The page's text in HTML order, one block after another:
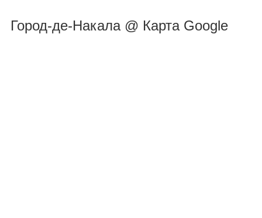
Город-де-Накала @ Карта Google